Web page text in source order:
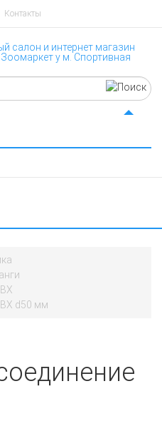
Контакты
d50 мм